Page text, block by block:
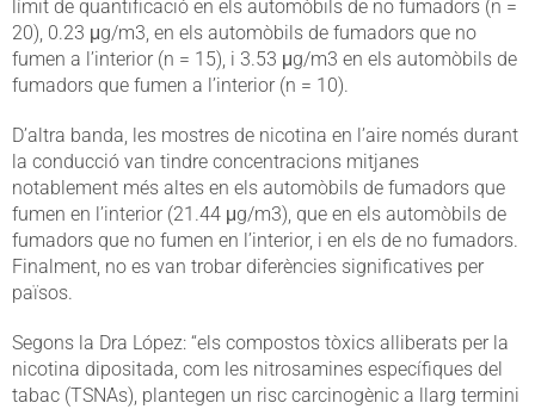
límit de quantificació en els automòbils de no fumadors (n =
20), 0.23 μg/m3, en els automòbils de fumadors que no
fumen a l’interior (n = 15), i 3.53 μg/m3 en els automòbils de
fumadors que fumen a l’interior (n = 10).
D’altra banda, les mostres de nicotina en l’aire només durant
la conducció van tindre concentracions mitjanes
notablement més altes en els automòbils de fumadors que
fumen en l’interior (21.44 μg/m3), que en els automòbils de
fumadors que no fumen en l’interior, i en els de no fumadors.
Finalment, no es van trobar diferències significatives per
països.
Segons la Dra López: “els compostos tòxics alliberats per la
nicotina dipositada, com les nitrosamines específiques del
tabac (TSNAs), plantegen un risc carcinogènic a llarg termini